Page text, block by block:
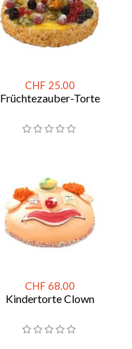
CHF 25.00
Früchtezauber-Torte
CHF 68.00
Kindertorte Clown